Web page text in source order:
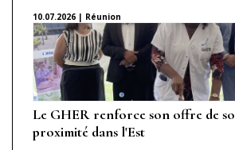
10.07.2026 | Réunion
Le GHER renforce son offre de
proximité dans l'Est